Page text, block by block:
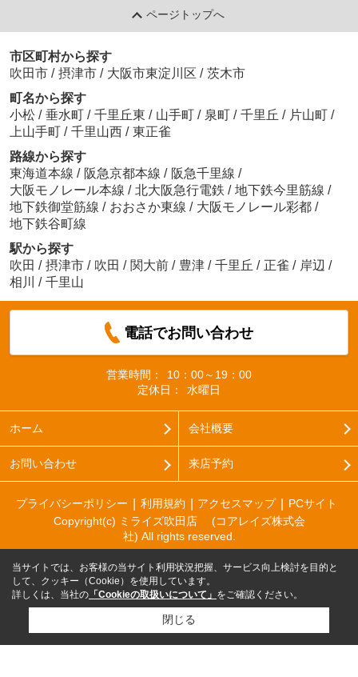
ページトップへ
市区町村から探す
吹田市 / 摂津市 / 大阪市東淀川区 / 茨木市
町名から探す
小松 / 垂水町 / 千里丘東 / 山手町 / 泉町 / 千里丘 / 片山町 /
上山手町 / 千里山西 / 東正雀
路線から探す
東海道本線 / 阪急京都本線 / 阪急千里線 /
大阪モノレール本線 / 北大阪急行電鉄 / 地下鉄今里筋線 /
地下鉄御堂筋線 / おおさか東線 / 大阪モノレール彩都 /
地下鉄谷町線
駅から探す
吹田 / 摂津市 / 吹田 / 関大前 / 豊津 / 千里丘 / 正雀 / 岸辺 /
相川 / 千里山
電話でお問い合わせ
営業時間：
10：00～19：00
定休日：
水曜日
ホーム 会社概要
お問い合わせ 来店予約
プライバシーポリシー 利用規約 アクセスマップ
PCサイト
Copyright(c) ミライズ吹田店 (コアレイズ株式会
社) All rights reserved.
当サイトでは、お客様の当サイト利用状況把握、サービス向上検討を目的と
して、クッキー（Cookie）を使用しています。
詳しくは、当社の 「Cookieの取扱いについて」 をご確認ください。
閉じる